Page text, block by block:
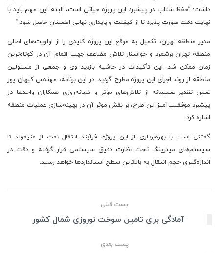
داشت: “حفظ شتاب در پیشبرد این پروژه حیاتی است، البته این مهم باید با
نهایت دقت صورت پذیرد تا از کیفیت و پایداری نهایی اطمینان حاصل شود.”
مدیر منطقه تهران، تکمیل به موقع این پروژه کلیدی را از اولویت‌های اصلی
منطقه تهران برشمرد و خواستار تلاش مضاعف جهت اتمام آن در کوتاه‌ترین
زمان ممکن شد. این تأکیدات در حاشیه بازدید وی و جمعی از مسئولین
منطقه از روند اجرای این پروژه مطرح گردید. در این برنامه، مهندس کیهان پور
ضمن تقدیر صمیمانه از تلاش‌های مؤثر و شبانه‌روزی همکاران واحدها در
پیشبرد موفقیت‌آمیز این طرح، بر نقش موثر آن در بهینه‌سازی عملیات منطقه
اشاره کرد.
گفتنی است با بهره‌برداری از این پروژه، فرآیند انتقال نفت از منیفولد تا
سیستم‌های میترینگ تحت نظارت دقیق سیستمی قرار گرفته و دقت در
اندازه‌گیری حجم انتقال به بالاترین سطح استانداردها خواهد رسید.
پست قبلی
آمادگی برای تامین سوخت نوروزی شمال کشور
پست بعدی